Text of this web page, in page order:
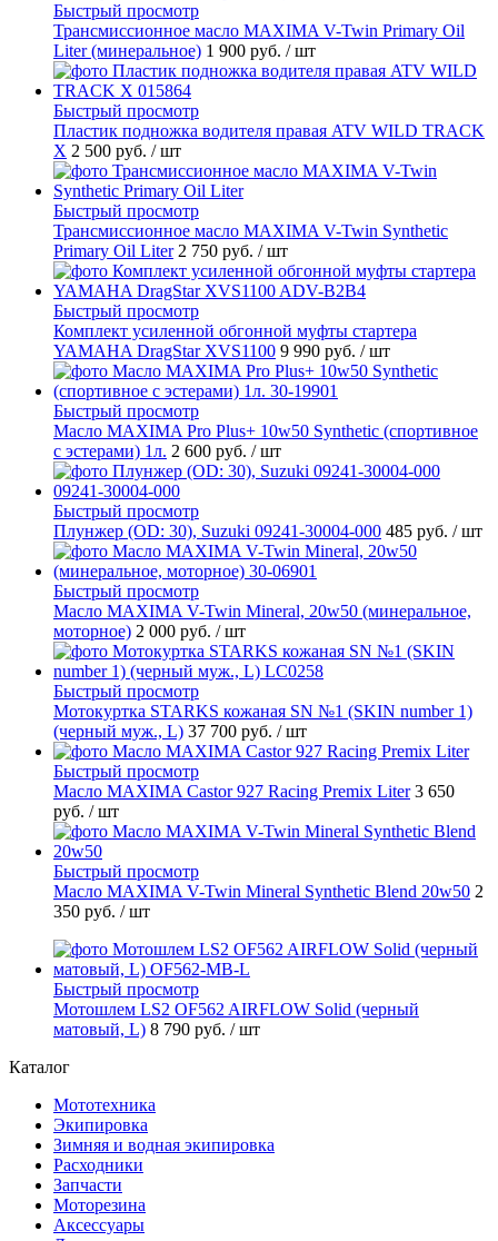
Быстрый просмотр
Трансмиссионное масло MAXIMA V-Twin Primary Oil
Liter (минеральное) 1 900 руб. / шт
Быстрый просмотр
Пластик подножка водителя правая ATV WILD TRACK
X 2 500 руб. / шт
Быстрый просмотр
Трансмиссионное масло MAXIMA V-Twin Synthetic
Primary Oil Liter 2 750 руб. / шт
Быстрый просмотр
Комплект усиленной обгонной муфты стартера
YAMAHA DragStar XVS1100 9 990 руб. / шт
Быстрый просмотр
Масло MAXIMA Pro Plus+ 10w50 Synthetic (спортивное
с эстерами) 1л. 2 600 руб. / шт
Быстрый просмотр
Плунжер (OD: 30), Suzuki 09241-30004-000 485 руб. / шт
Быстрый просмотр
Масло MAXIMA V-Twin Mineral, 20w50 (минеральное,
моторное) 2 000 руб. / шт
Быстрый просмотр
Мотокуртка STARKS кожаная SN №1 (SKIN number 1)
(черный муж., L) 37 700 руб. / шт
Быстрый просмотр
Масло MAXIMA Castor 927 Racing Premix Liter 3 650
руб. / шт
Быстрый просмотр
Масло MAXIMA V-Twin Mineral Synthetic Blend 20w50 2
350 руб. / шт
Быстрый просмотр
Мотошлем LS2 OF562 AIRFLOW Solid (черный
матовый, L) 8 790 руб. / шт
Каталог
Мототехника
Экипировка
Зимняя и водная экипировка
Расходники
Запчасти
Моторезина
Аксессуары